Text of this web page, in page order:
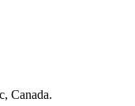
Canada.